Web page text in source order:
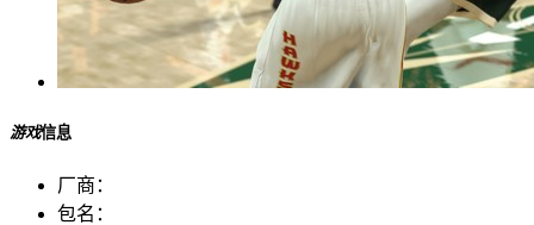
游戏信息
厂商：
包名：